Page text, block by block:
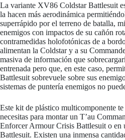
La variante XV86 Coldstar Battlesuit
la hacen más aerodinámica
superrápido por el terreno de batalla,
enemigos con impactos de su cañón
contramedidas holofotónicas de a
alimentan la Coldstar y a su
masiva de información que
entrenada pero que, en este caso,
Battlesuit sobrevuele sobre sus
sistemas de puntería enemigos no
Este kit de plástico multicomponente
necesitas para montar un T’au
Enforcer Armour Crisis Battlesuit o
Battlesuit. Existen una inmensa